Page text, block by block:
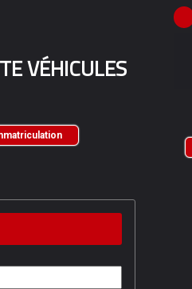
VÉHICULES